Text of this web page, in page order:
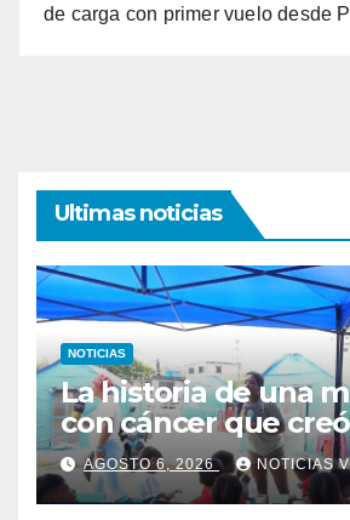
de carga con primer vuelo desde
Ultimas noticias
NOTICIAS
La historia de una
con cáncer que
escuelita para niños
damnificados en La
AGOSTO 6, 2026 NOTICIAS